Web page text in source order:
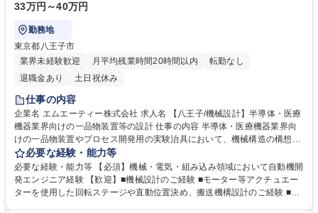
33万円～40万円
勤務地
東京都八王子市
業界未経験歓迎
月平均残業時間20時間以内
転勤なし
退職金あり
土日祝休み
仕事の内容
企業名 エムエーティー株式会社 求人名 【八王子/機械設計】半導体・医療
機器業界向けの一品物装置等の設計 仕事の内容 半導体・医療機器業界向
けの一品物装置やプロセス開発用の実験治具において、機械構造の構想設
計から3D CADによる詳細設計、部品図作成をご担当していただきます。
■顧客からの仕様ヒアリングを基に、装置や治具の構想設計・レイアウト
検討を実施(目的：搬送・検査・温度制御など) ■3D CAD(SolidWorks)を使
用し、装置全体および構成部品(フレーム、ステージ、真空チャンバー等)
必要な経験・能力等
必要な経験・能力等 【必須】機械・電気・組み込み領域において自動機開
発エンジニア経験 【歓迎】■機械設計のご経験 ■モーター等アクチュエー
ターを使用した回転ステージや直動位置決め、搬送機構設計のご経験 ■空